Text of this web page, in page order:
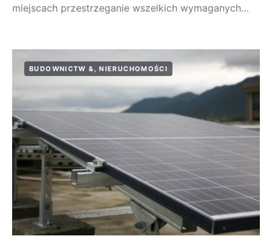
miejscach przestrzeganie wszelkich wymaganych…
BUDOWNICTW &, NIERUCHOMOŚCI